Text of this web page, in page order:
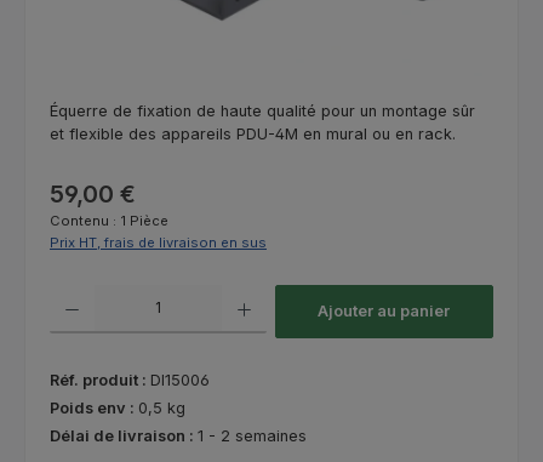
Équerre de fixation de haute qualité pour un montage sûr
et flexible des appareils PDU-4M en mural ou en rack.
Prix régulier :
59,00 €
Contenu : 1 Pièce
Prix HT, frais de livraison en sus
Ajouter au panier
Réf. produit : DI15006
Poids env : 0,5 kg
Délai de livraison : 1 - 2 semaines